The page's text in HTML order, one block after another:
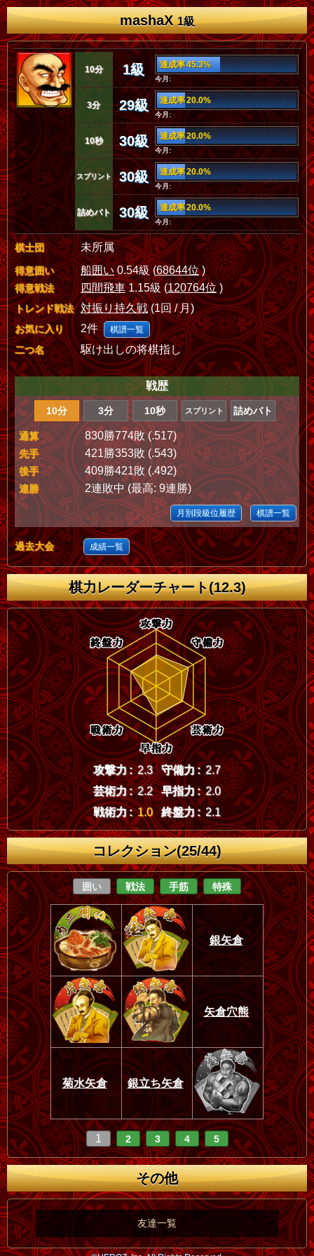
mashaX1級
10分 1級 達成率 45.3%
今月:
3分 29級 達成率 20.0%
今月:
10秒 30級 達成率 20.0%
今月:
スプリント 30級 達成率 20.0%
今月:
詰めバト 30級 達成率 20.0%
今月:
棋士団 未所属
得意囲い 船囲い0.54級 (68644位)
得意戦法 四間飛車1.15級 (120764位 )
トレンド戦法 対振り持久戦(1回 / 月)
お気に入り 2件 棋譜一覧
二つ名 駆け出しの将棋指し
戦歴
10分 3分 10秒 スプリント 詰めバト
通算 830勝774敗 (.517)
先手 421勝353敗 (.543)
後手 409勝421敗 (.492)
連勝 2連敗中 (最高: 9連勝)
月別段級位履歴 棋譜一覧
過去大会 成績一覧
棋力レーダーチャート(12.3)
攻撃力 : 2.3 守備力 : 2.7
芸術力 : 2.2 早指力 : 2.0
戦術力 : 1.0 終盤力 : 2.1
コレクション(25/44)
囲い 戦法 手筋 特殊
銀矢倉
矢倉穴熊
菊水矢倉 銀立ち矢倉
1 2 3 4 5
その他
友達一覧